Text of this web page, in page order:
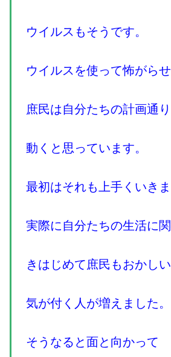
ウイルスもそうです。
ウイルスを使って怖がら
庶民は自分たちの計画通
動くと思っています。
最初はそれも上手くいきま
実際に自分たちの生活に
きはじめて庶民もおかし
気が付く人が増えました。
そうなると面と向かって